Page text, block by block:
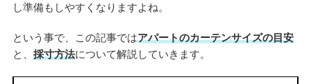
し準備もしやすくなりますよね。
という事で、この記事ではアパートのカーテンサイズの目安
と、 採寸方法について解説していきます。